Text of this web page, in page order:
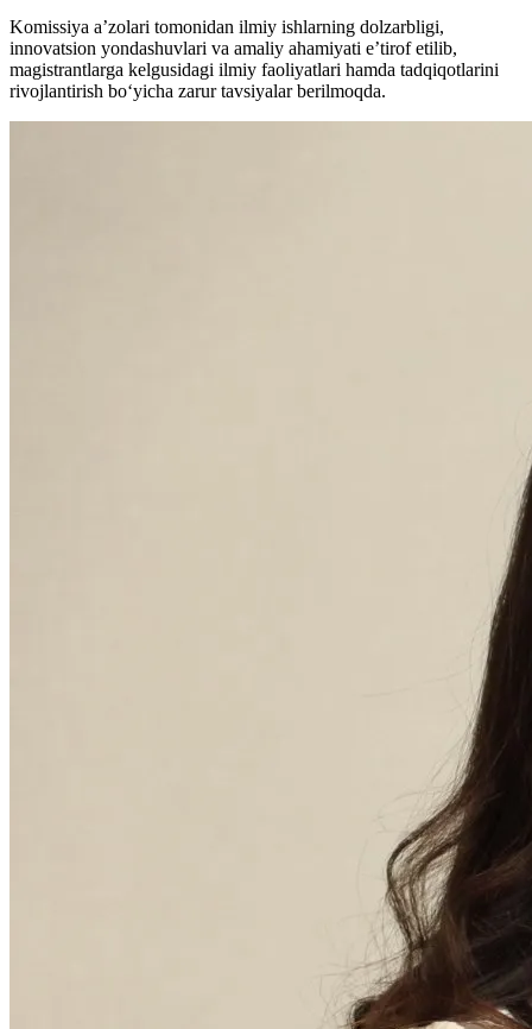
Komissiya a’zolari tomonidan ilmiy ishlarning dolzarbligi,
innovatsion yondashuvlari va amaliy ahamiyati e’tirof etilib,
magistrantlarga kelgusidagi ilmiy faoliyatlari hamda tadqiqotlarini
rivojlantirish bo‘yicha zarur tavsiyalar berilmoqda.